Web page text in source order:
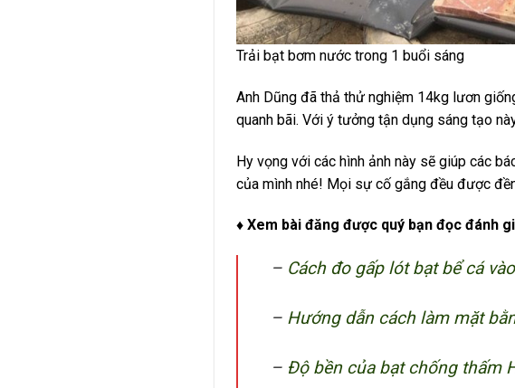
Trải bạt bơm nước trong 1 buổi sáng
Anh Dũng đã thả thử nghiệm 14kg lươn
quanh bãi. Với ý tưởng tận dụng sáng tạo
Hy vọng với các hình ảnh này sẽ giúp các
của mình nhé! Mọi sự cố gắng đều được
♦ Xem bài đăng được quý bạn đọc đánh
– Cách đo gấp lót bạt bể cá
– Hướng dẫn cách làm mặt
– Độ bền của bạt chống thấm